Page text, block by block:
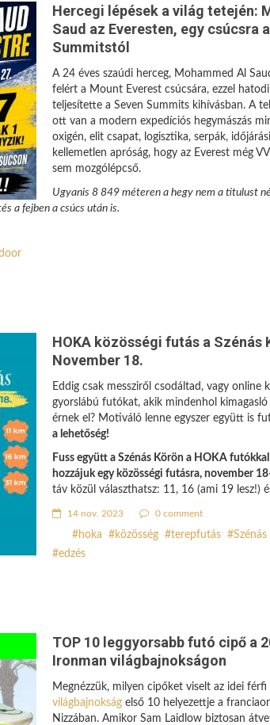
Hercegi lépések a világ tetején:
Saud az Everesten, egy csúcsra
Summitstól
A 24 éves szaúdi herceg, Mohammed Al
felért a Mount Everest csúcsára, ezzel
teljesítette a Seven Summits kihívásban. A
ott van a modern expedíciós hegymászás
oxigén, elit csapat, logisztika, serpák,
kellemetlen apróság, hogy az Everest még
sem mozgólépcső.
Ugyanis 8 849 méteren a hegy nem a titulust
a fejben a csúcs után is.
HOKA közösségi futás a Szénás
November 18.
Eddig csak messziről csodáltad, vagy online
gyorslábú futókat, akik mindenhol
érnek el? Motiváló lenne egyszer együtt is
a lehetőség!
Fuss együtt a Szénás Körön a HOKA
hozzájuk egy közösségi futásra, november
táv közül választhatsz: 11, 16 (ami 19 lesz!)
14 nov. 2023 0 comment
hoka közösség terepfutás Szénás
edzés
TOP 10 leggyorsabb futó cipő a
Ironman világbajnokságon
Megnézzük, milyen cipőket viselt az idei férfi
világbajnokság első 10 helyezettje a
Nizzában. Amikor Sam Laidlow biztosan